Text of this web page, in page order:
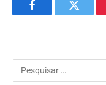
FacebookTwitter